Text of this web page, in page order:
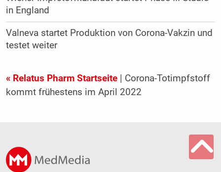
in England
Valneva startet Produktion von Corona-Vakzin und
testet weiter
« Relatus Pharm Startseite| Corona-Totimpfstoff
kommt frühestens im April 2022